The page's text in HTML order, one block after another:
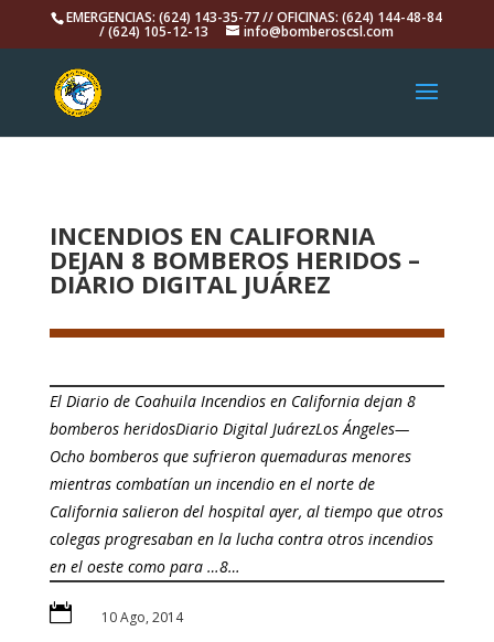
EMERGENCIAS: (624) 143-35-77 // OFICINAS: (624) 144-48-84
/ (624) 105-12-13 info@bomberoscsl.com
INCENDIOS EN CALIFORNIA
DEJAN 8 BOMBEROS HERIDOS –
DIARIO DIGITAL JUÁREZ
El Diario de Coahuila Incendios en California dejan 8
bomberos heridosDiario Digital Juárez​Los Ángeles—
Ocho bomberos que sufrieron quemaduras menores
mientras combatían un incendio en el norte de
California salieron del hospital ayer, al tiempo que otros
colegas progresaban en la lucha contra otros incendios
en el oeste como para …8…
 10 Ago, 2014